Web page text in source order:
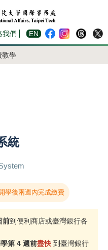
我們 EN
教學
統
學後兩週內完成繳費
前到便利商店或臺灣銀行各
學第 4 週前盡快 到臺灣銀行